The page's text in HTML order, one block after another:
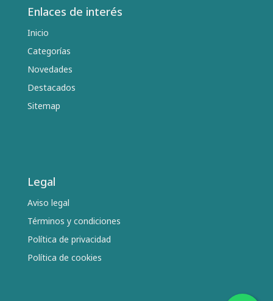
Enlaces de interés
Inicio
Categorías
Novedades
Destacados
Sitemap
Legal
Aviso legal
Términos y condiciones
Política de privacidad
Política de cookies